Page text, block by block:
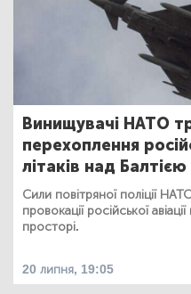
Винищувачі НАТО
перехоплення
літаків над Балтією
Сили повітряної поліції
провокації російської
просторі.
20 липня, 19:05